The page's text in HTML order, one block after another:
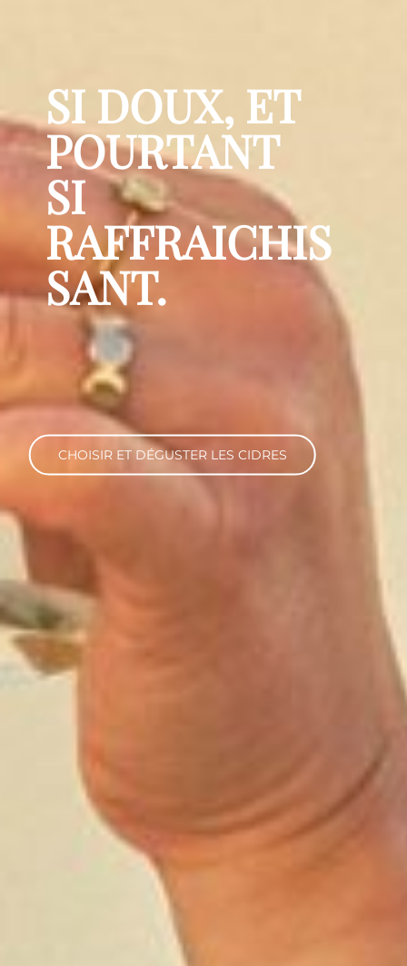
SI DOUX, ET
POURTANT
SI
RAFFRAICHIS
SANT.
CHOISIR ET DÉGUSTER LES CIDRES